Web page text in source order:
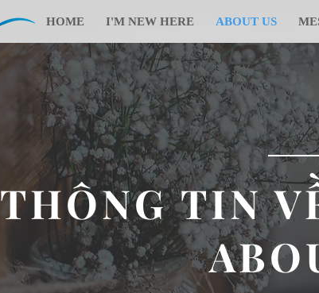
HOME I'M NEW HERE ABOUT US
THÔNG TIN